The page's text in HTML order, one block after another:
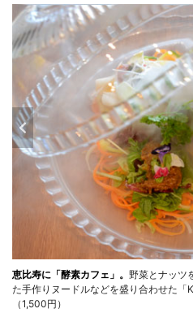
恵比寿に「酵素カフェ」。 野菜とナッツ
た手作りヌードルなどを盛り合わせた「
（1,500円）